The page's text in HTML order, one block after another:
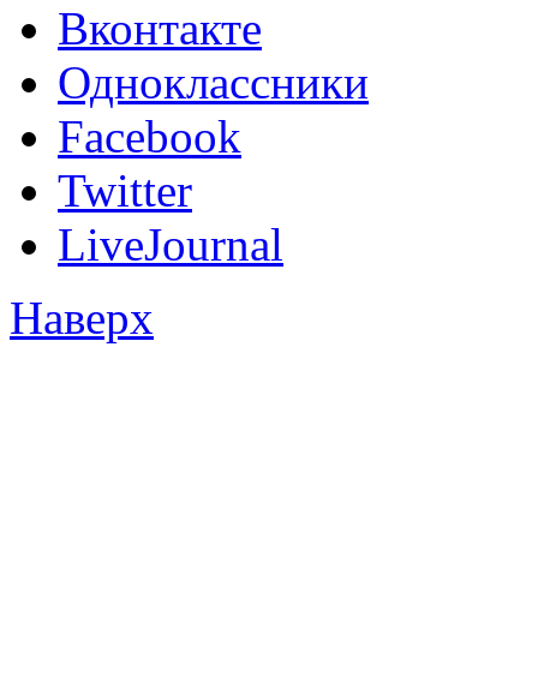
Вконтакте
Одноклассники
Facebook
Twitter
LiveJournal
Наверх